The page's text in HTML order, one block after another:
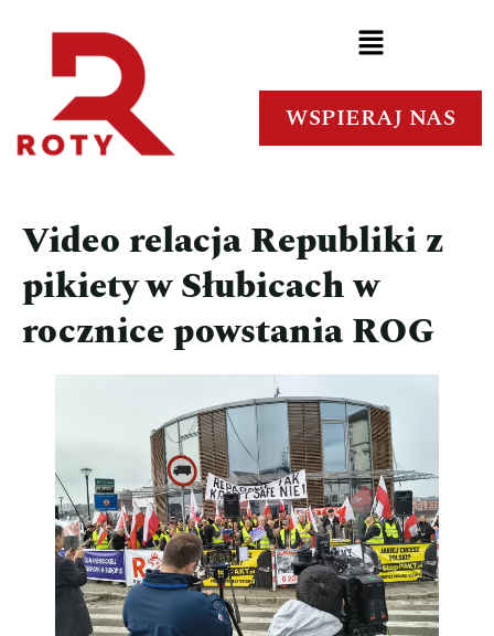
WSPIERAJ NAS
Video relacja Republiki z
pikiety w Słubicach w
rocznice powstania ROG